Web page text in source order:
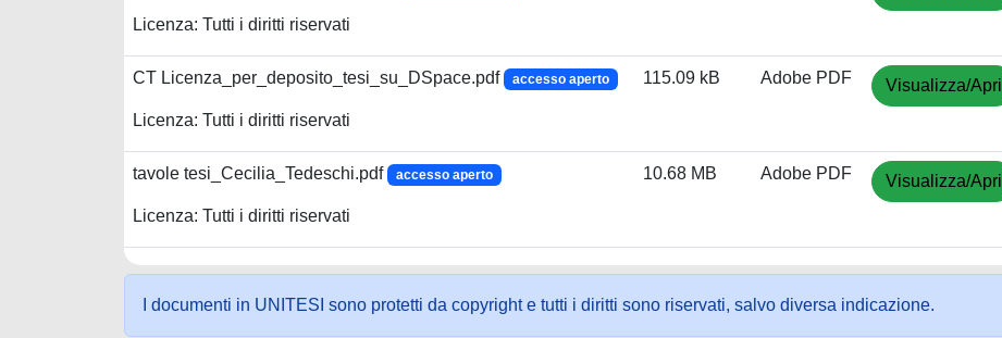
Licenza: Tutti i diritti riservati
CT Licenza_per_deposito_tesi_su_DSpace.pdf accesso aperto
Licenza: Tutti i diritti riservati
115.09 kB Adobe PDF Visualizza/Apri
tavole tesi_Cecilia_Tedeschi.pdf accesso aperto
Licenza: Tutti i diritti riservati
10.68 MB Adobe PDF Visualizza/Apri
I documenti in UNITESI sono protetti da copyright e tutti i diritti sono riservati, salvo diversa indicazione.